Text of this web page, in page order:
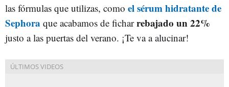
las fórmulas que utilizas, como el sérum hidratante de
Sephora que acabamos de ficharrebajado un 22%
justo a las puertas del verano. ¡Te va a alucinar!